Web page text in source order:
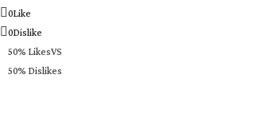
0Like
0Dislike
50% LikesVS
50% Dislikes